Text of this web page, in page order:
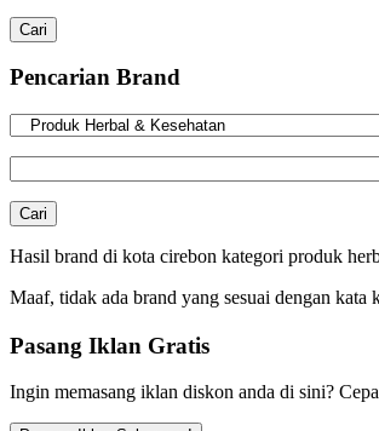
Pencarian Brand
Hasil brand di kota cirebon kategori produk
Maaf, tidak ada brand yang sesuai dengan kata
Pasang Iklan Gratis
Ingin memasang iklan diskon anda di sini?